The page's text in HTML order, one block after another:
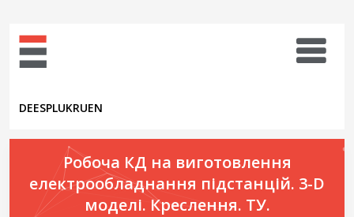
DEESPLUKRUEN
Робоча КД на виготовлення
електрообладнання підстанцій. 3-D
моделі. Креслення. ТУ.